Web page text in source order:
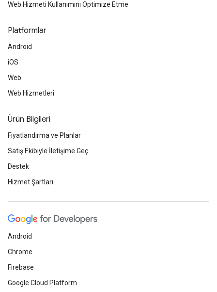
Web Hizmeti Kullanımını Optimize Etme
Platformlar
Android
iOS
Web
Web Hizmetleri
Ürün Bilgileri
Fiyatlandırma ve Planlar
Satış Ekibiyle İletişime Geç
Destek
Hizmet Şartları
Android
Chrome
Firebase
Google Cloud Platform